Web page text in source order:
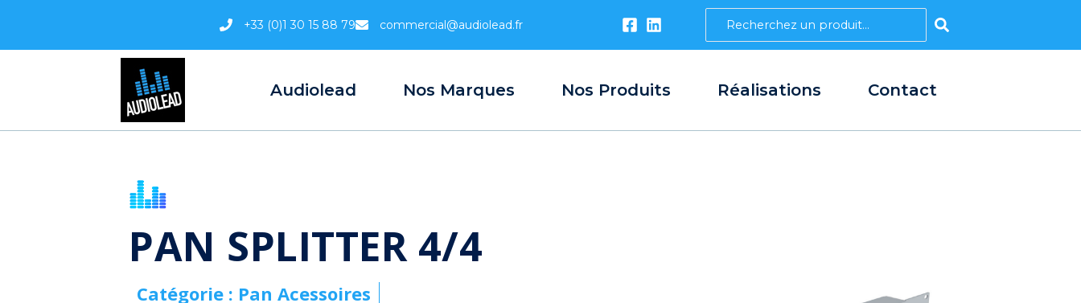
+33 (0)1 30 15 88 79 commercial@audiolead.fr
Search
...
Audiolead Nos Marques Nos Produits Réalisations Contact
PAN SPLITTER 4/4
Catégorie : Pan Acessoires